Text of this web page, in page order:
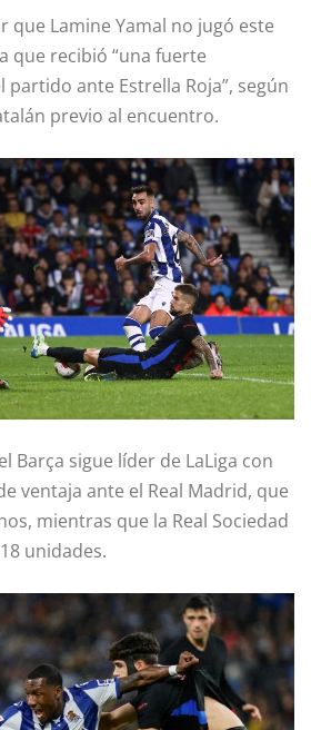
que Lamine Yamal no jugó este
que recibió “una fuerte
ante Estrella Roja”, según
previo al encuentro.
Barça sigue líder de LaLiga con
ventaja ante el Real Madrid, que
mientras que la Real Sociedad
unidades.